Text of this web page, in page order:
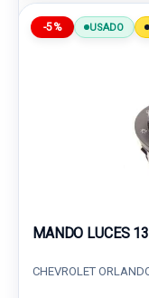
-5% USADO
MANDO LUCES
CHEVROLET